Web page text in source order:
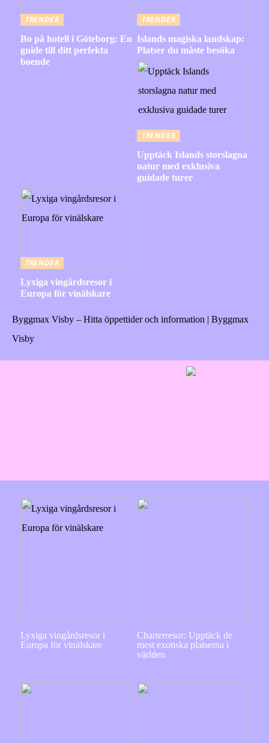
TRENDER
Bo på hotell i Göteborg: En
guide till ditt perfekta
boende
TRENDER
Islands magiska landskap:
Platser du måste besöka
TRENDER
Upptäck Islands storslagna
natur med exklusiva
guidade turer
TRENDER
Lyxiga vingårdsresor i
Europa för vinälskare
Byggmax Visby – Hitta öppettider och information | Byggmax
Visby
Lyxiga vingårdsresor i
Europa för vinälskare
Charterresor: Upptäck de
mest exotiska platserna i
världen